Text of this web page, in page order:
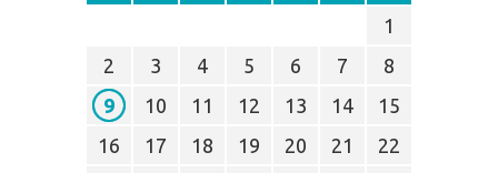
1
2
3 4 5 6 7
8
9
10 11 12 13 14
15
16
17 18 19 20 21
22